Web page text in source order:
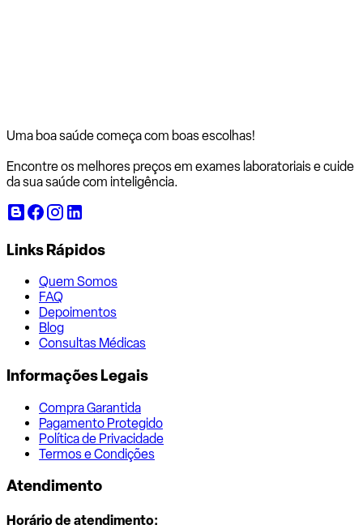
Uma boa saúde começa com boas escolhas!
Encontre os melhores preços em exames laboratoriais e cuide
da sua saúde com inteligência.
Links Rápidos
Quem Somos
FAQ
Depoimentos
Blog
Consultas Médicas
Informações Legais
Compra Garantida
Pagamento Protegido
Política de Privacidade
Termos e Condições
Atendimento
Horário de atendimento: